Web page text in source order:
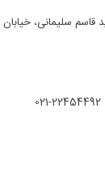
قاسم سلیمانی،